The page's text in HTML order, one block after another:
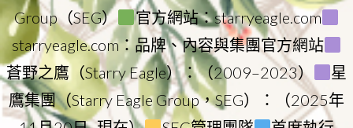
Group（SEG）
官方網站：starryeagle.com
starryeagle.com：品牌、內容與集團官方網站
蒼野之鷹（Starry Eagle）：（2009–2023）
星
鷹集團（Starry Eagle Group，SEG）：（2025年